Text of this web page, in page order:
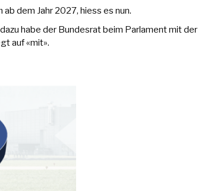
dem Jahr 2027, hiess es nun.
habe der Bundesrat beim Parlament mit der
auf «mit».